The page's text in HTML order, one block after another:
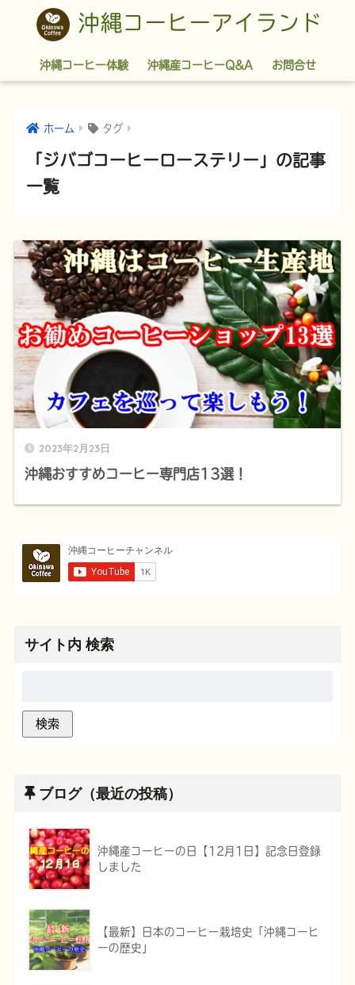
沖縄コーヒーアイランド
沖縄コーヒー体験 沖縄産コーヒーQ&A お問合せ
ホーム タグ
「ジバゴコーヒーローステリー」の記事
一覧
2023年2月23日
沖縄おすすめコーヒー専門店13選！
サイト内 検索
ブログ（最近の投稿）
沖縄産コーヒーの日【12月1日】記念日登録
しました
【最新】日本のコーヒー栽培史「沖縄コーヒ
ーの歴史」